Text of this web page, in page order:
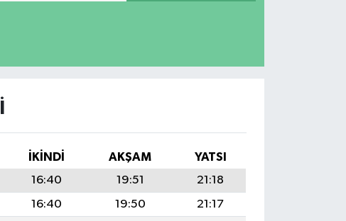
İKINDI AKŞAM
YATSI
16:40 19:51
21:18
16:40 19:50
21:17